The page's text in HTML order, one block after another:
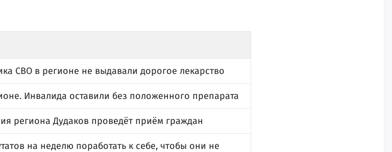
СВО в регионе не выдавали дорогое лекарство
Инвалида оставили без положенного препарата
региона Дудаков проведёт приём граждан
на неделю поработать к себе, чтобы они не